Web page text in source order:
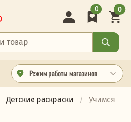
Режим работы магазинов
0 0
Детские раскраски
Учимся